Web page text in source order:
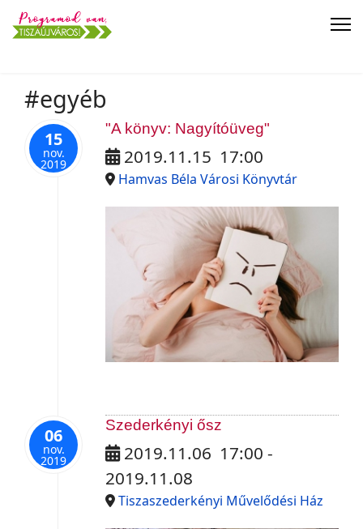
#egyéb
15
nov.
2019
"A könyv: Nagyítóüveg"
2019.11.15 17:00
Hamvas Béla Városi Könyvtár
06
nov.
2019
Szederkényi ősz
2019.11.06 17:00 -
2019.11.08
Tiszaszederkényi Művelődési Ház